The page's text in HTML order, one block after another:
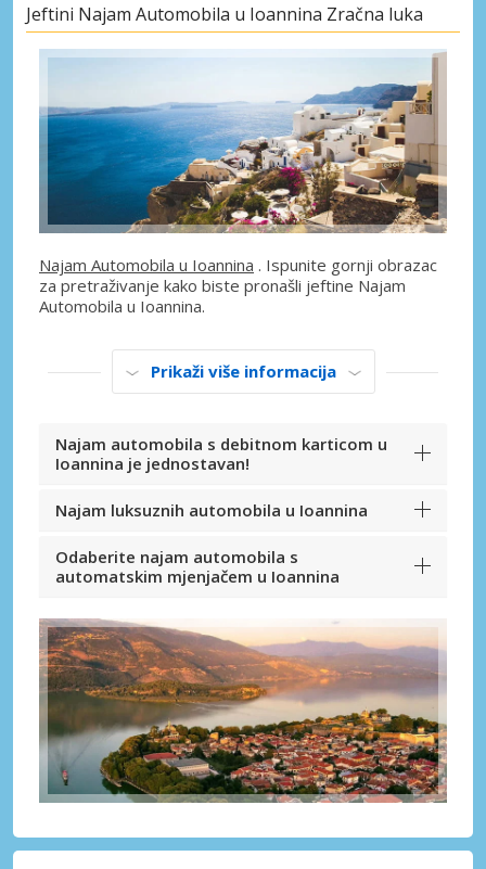
Jeftini Najam Automobila u Ioannina Zračna luka
Najam Automobila u Ioannina . Ispunite gornji obrazac
za pretraživanje kako biste pronašli jeftine Najam
Automobila u Ioannina.
Prikaži više informacija
Najam automobila s debitnom karticom u
Ioannina je jednostavan!
Najam luksuznih automobila u Ioannina
Odaberite najam automobila s
automatskim mjenjačem u Ioannina